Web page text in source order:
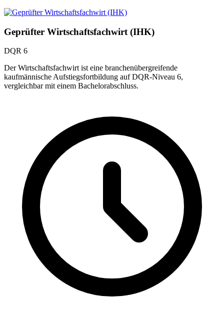
Geprüfter Wirtschaftsfachwirt (IHK)
DQR 6
Der Wirtschaftsfachwirt ist eine branchenübergreifende
kaufmännische Aufstiegsfortbildung auf DQR-Niveau 6,
vergleichbar mit einem Bachelorabschluss.